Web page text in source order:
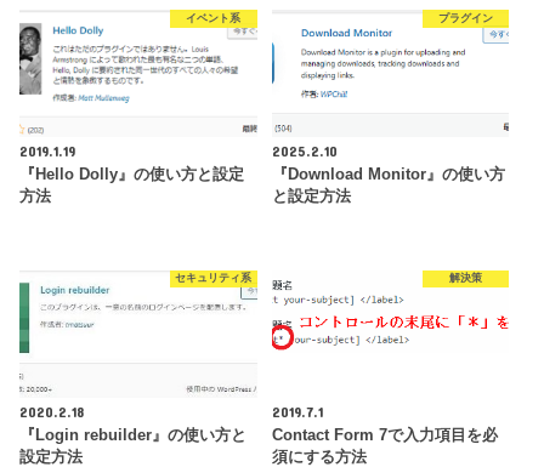
イベント系
2019.1.19
『Hello Dolly』の使い方と設定
方法
プラグイン
2025.2.10
『Download Monitor』の使い方
と設定方法
セキュリティ系
2020.2.18
『Login rebuilder』の使い方と
設定方法
解決策
2019.7.1
Contact Form 7で入力項目を必
須にする方法